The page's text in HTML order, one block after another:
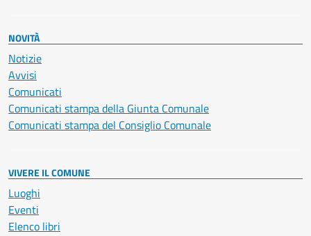
NOVITÀ
Notizie
Avvisi
Comunicati
Comunicati stampa della Giunta Comunale
Comunicati stampa del Consiglio Comunale
VIVERE IL COMUNE
Luoghi
Eventi
Elenco libri